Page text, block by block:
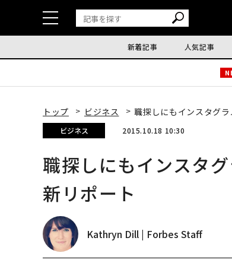
新着記事 人気記事
トップ ビジネス 職探しにもインスタグ
ビジネス 2015.10.18 10:30
職探しにもインスタ
新リポート
Kathryn Dill | Forbes Staff